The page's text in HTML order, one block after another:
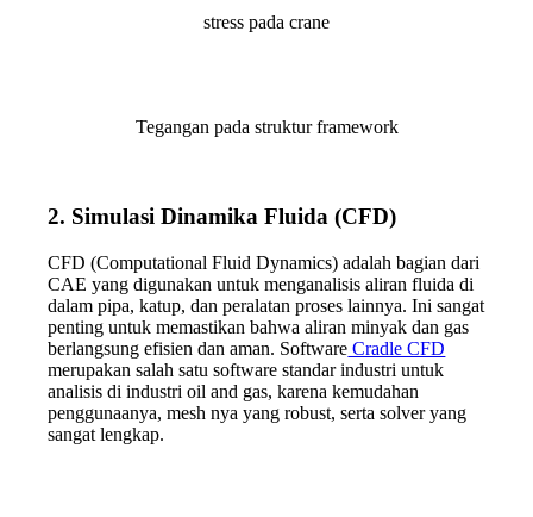
stress pada crane
Tegangan pada struktur framework
2. Simulasi Dinamika Fluida (CFD)
CFD (Computational Fluid Dynamics) adalah bagian dari
CAE yang digunakan untuk menganalisis aliran fluida di
dalam pipa, katup, dan peralatan proses lainnya. Ini sangat
penting untuk memastikan bahwa aliran minyak dan gas
berlangsung efisien dan aman. Software Cradle CFD
merupakan salah satu software standar industri untuk
analisis di industri oil and gas, karena kemudahan
penggunaanya, mesh nya yang robust, serta solver yang
sangat lengkap.